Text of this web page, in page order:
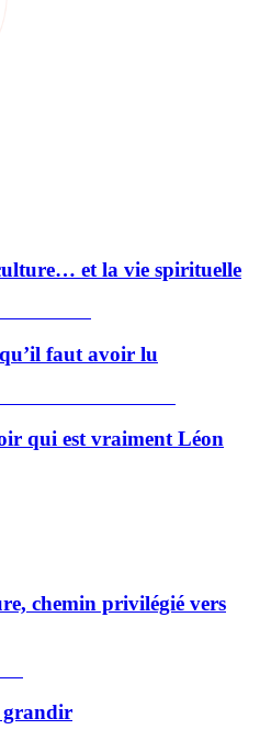
et la vie spirituelle
faut avoir lu
qui est vraiment Léon
chemin privilégié vers
grandir